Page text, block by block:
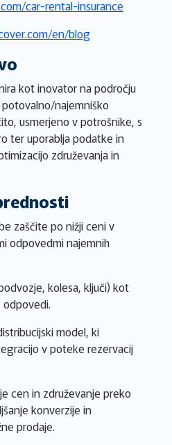
car-rental-insurance
en/blog
kot inovator na področju
najemniško
usmerjeno v potrošnike, s
ter uporablja podatke in
združevanja in
zaščite po nižji ceni v
odpovedmi najemnih
kolesa, ključi) kot
model, ki
v poteke rezervacij
cen in združevanje preko
konverzije in
prodaje.